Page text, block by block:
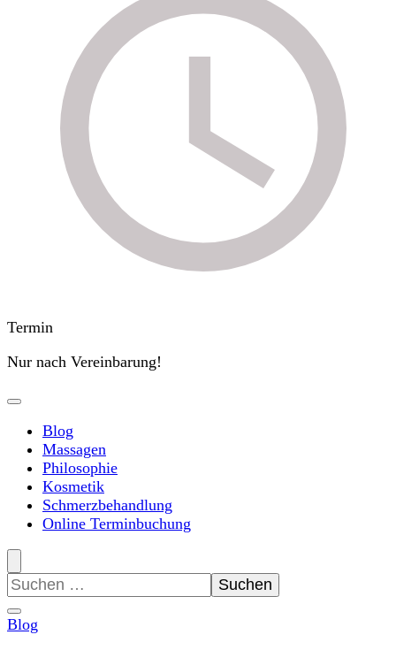
Termin
Nur nach Vereinbarung!
Blog
Massagen
Philosophie
Kosmetik
Schmerzbehandlung
Online Terminbuchung
Suchen
nach:
Blog